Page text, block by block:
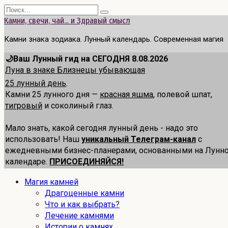
Перейти
к
Search
for:
Камни, свечи, чай... и Здравый смысл
Камни знака зодиака. Лунный календарь. Современная магия
🌙Ваш Лунный гид на СЕГОДНЯ 8.08.2026
Луна в знаке Близнецы убывающая
25 лунный день.
Камни 25 лунного дня — красная яшма, полевой шпат,
тигровый и соколиный глаз.
Мало знать, какой сегодня лунный день - надо это
использовать! Наш уникальный Телеграм-канал с
ежедневными бизнес-планерами, основанными на
календаре. ПРИСОЕДИНЯЙСЯ!
Магия камней
Драгоценные камни
Что и как выбрать?
Лечение камнями